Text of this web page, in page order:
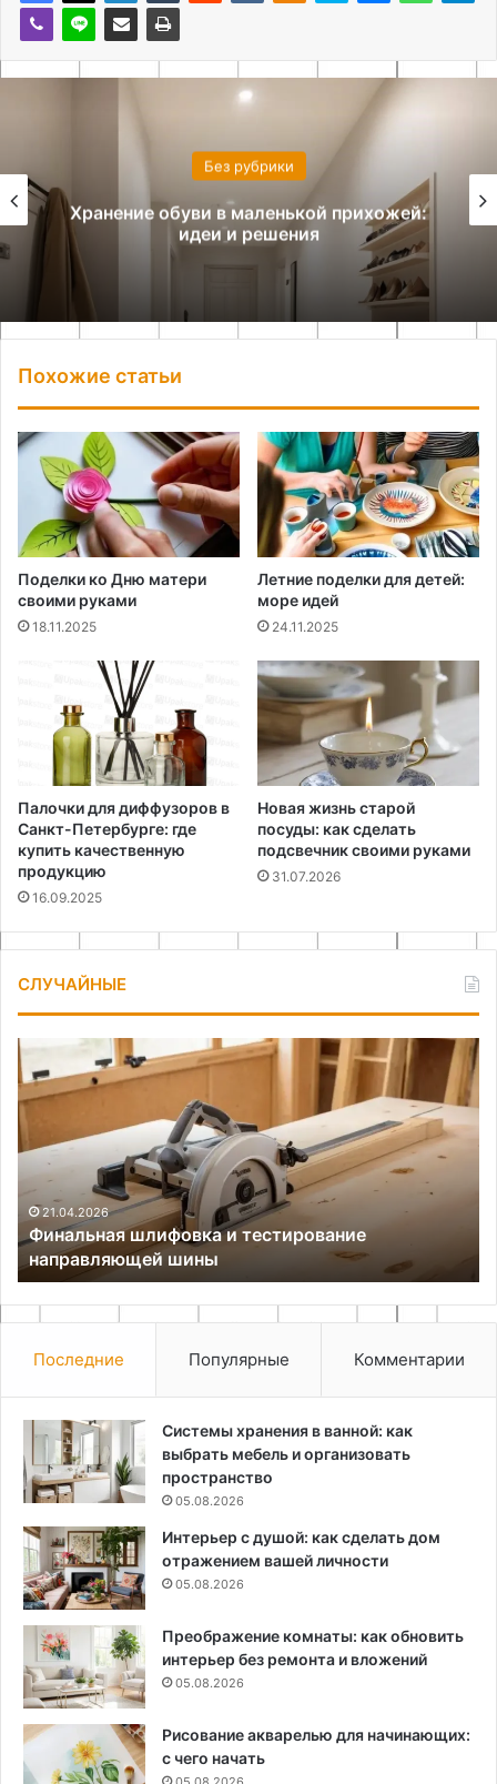
Без рубрики
Хранение обуви в маленькой прихожей:
идеи и решения
Похожие статьи
Поделки ко Дню матери
своими руками
18.11.2025
Летние поделки для детей:
море идей
24.11.2025
Палочки для диффузоров в
Санкт-Петербурге: где
купить качественную
продукцию
16.09.2025
Новая жизнь старой
посуды: как сделать
подсвечник своими руками
31.07.2026
СЛУЧАЙНЫЕ
Финальная
шлифовка
направляющей
шины
21.04.2026
Финальная шлифовка и тестирование
направляющей шины
со
Последние Популярные Комментарии
Системы хранения в ванной: как
выбрать мебель и организовать
пространство
05.08.2026
Интерьер с душой: как сделать дом
отражением вашей личности
05.08.2026
Преображение комнаты: как обновить
интерьер без ремонта и вложений
05.08.2026
Рисование акварелью для начинающих:
с чего начать